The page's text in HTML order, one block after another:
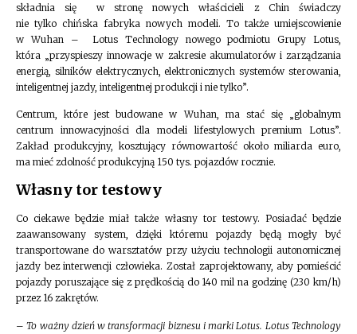
składnia się w stronę nowych właścicieli z Chin świadczy
nie tylko chińska fabryka nowych modeli. To także umiejscowienie
w Wuhan – Lotus Technology nowego podmiotu Grupy Lotus,
która „przyspieszy innowacje w zakresie akumulatorów i zarządzania
energią, silników elektrycznych, elektronicznych systemów sterowania,
inteligentnej jazdy, inteligentnej produkcji i nie tylko”.
Centrum, które jest budowane w Wuhan, ma stać się „globalnym
centrum innowacyjności dla modeli lifestylowych premium Lotus”.
Zakład produkcyjny, kosztujący równowartość około miliarda euro,
ma mieć zdolność produkcyjną 150 tys. pojazdów rocznie.
Własny tor testowy
Co ciekawe będzie miał także własny tor testowy. Posiadać będzie
zaawansowany system, dzięki któremu pojazdy będą mogły być
transportowane do warsztatów przy użyciu technologii autonomicznej
jazdy bez interwencji człowieka. Został zaprojektowany, aby pomieścić
pojazdy poruszające się z prędkością do 140 mil na godzinę (230 km/h)
przez 16 zakrętów.
–To ważny dzień w transformacji biznesu i marki Lotus. Lotus Technology